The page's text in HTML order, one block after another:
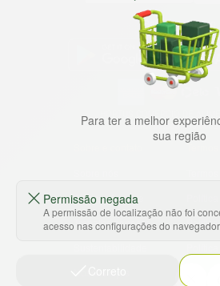
CNPJ: 09.000.493/
Ajuda e Suporte
Trabalhe conosco
Termos
Política
Baixe nosso app
Para ter a melhor
sua região
Permissão negada
A permissão de localização não foi
acesso nas configurações do navegador.